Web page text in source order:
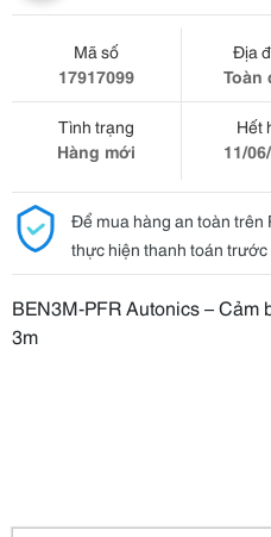
Mã số
17917099
Địa
Toàn
Tình trạng
Hàng mới
Hết
11/
Để mua hàng an toàn trên
thực hiện thanh toán
BEN3M-PFR Autonics –
3m